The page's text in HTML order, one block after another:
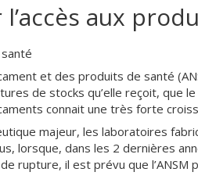
aux
et des produits de santé
de stocks qu’elle reçoit, que
connait une très forte
majeur, les laboratoires
lorsque, dans les 2 dernières
rupture, il est prévu que l’ANSM